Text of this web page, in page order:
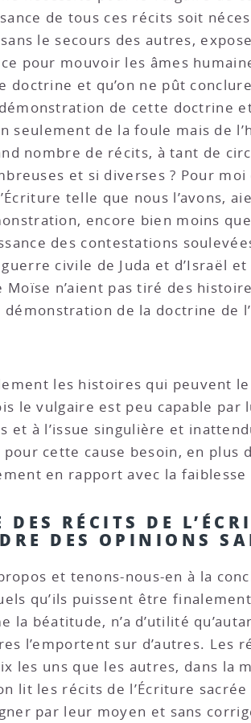
de tous ces récits soit
le secours des autres,
pour mouvoir les âmes
et qu’on ne pût
de cette doctrine
de la foule mais de
nombre de récits, à tant de
et si diverses ? Pour
telle que nous l’avons,
encore bien moins
des contestations
civile de Juda et d’Israël
n’aient pas tiré des
de la doctrine de
les histoires qui peuvent
le vulgaire est peu capable
et à l’issue singulière et
cette cause besoin, en plus
en rapport avec la
RÉCITS DE
DES OPINIONS
et tenons-nous-en à la
qu’ils puissent être
béatitude, n’a d’utilité
l’emportent sur d’autres. Les
uns que les autres, dans la
lit les récits de l’Écriture
par leur moyen et sans